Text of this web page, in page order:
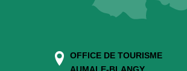
OFFICE DE TOURISME